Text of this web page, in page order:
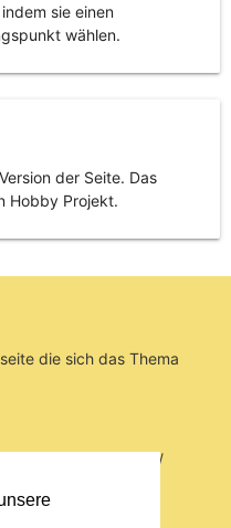
sie einen
wählen.
der Seite. Das
Hobby Projekt.
die sich das Thema
/Fundstücke und